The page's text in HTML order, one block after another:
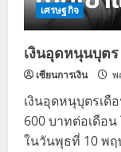
เศรษฐกิจ
เงินอุดหนุนบุต
เซียนการเงิน พ
เงินอุดหนุบุตรเ
600 บาทต่อเดือ
ในวันพุธที่ 10 พ